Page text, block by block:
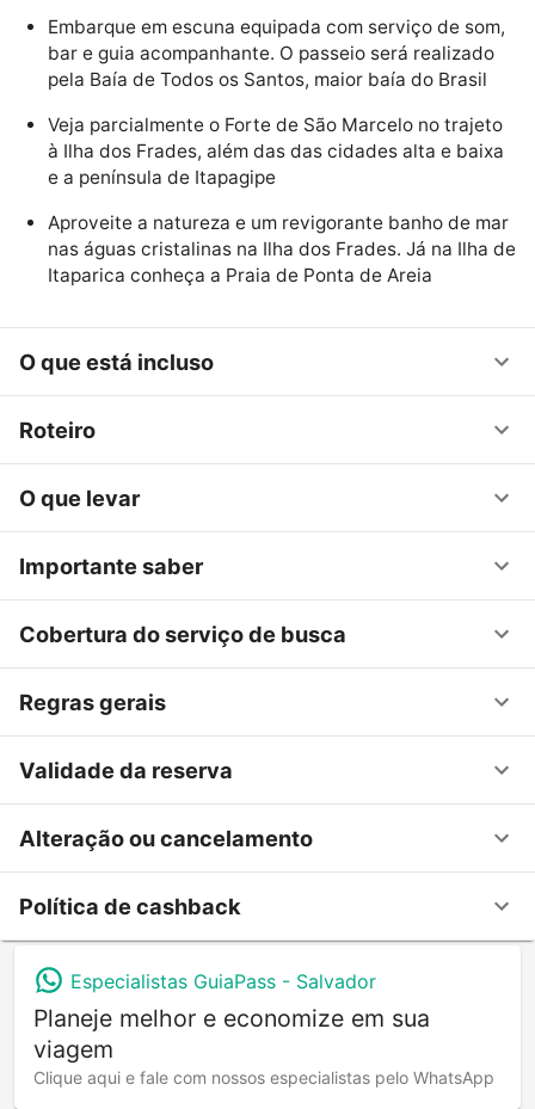
Embarque em escuna equipada com serviço de som,
bar e guia acompanhante. O passeio será realizado
pela Baía de Todos os Santos, maior baía do Brasil
Veja parcialmente o Forte de São Marcelo no trajeto
à Ilha dos Frades, além das das cidades alta e baixa
e a península de Itapagipe
Aproveite a natureza e um revigorante banho de mar
nas águas cristalinas na Ilha dos Frades. Já na Ilha de
Itaparica conheça a Praia de Ponta de Areia
O que está incluso
Roteiro
O que levar
Importante saber
Cobertura do serviço de busca
Regras gerais
Validade da reserva
Alteração ou cancelamento
Política de cashback
Especialistas GuiaPass - Salvador
Planeje melhor e economize em sua
viagem
Clique aqui e fale com nossos especialistas pelo WhatsApp